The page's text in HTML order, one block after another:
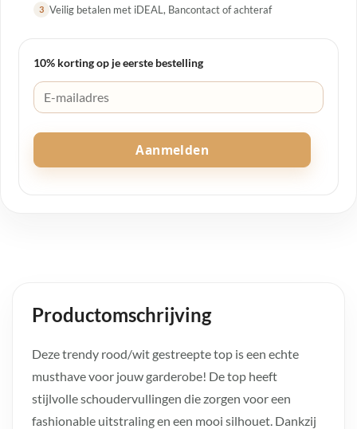
3 Veilig betalen met iDEAL, Bancontact of achteraf
10% korting op je eerste bestelling
Aanmelden
Productomschrijving
Deze trendy rood/wit gestreepte top is een echte
musthave voor jouw garderobe! De top heeft
stijlvolle schoudervullingen die zorgen voor een
fashionable uitstraling en een mooi silhouet. Dankzij